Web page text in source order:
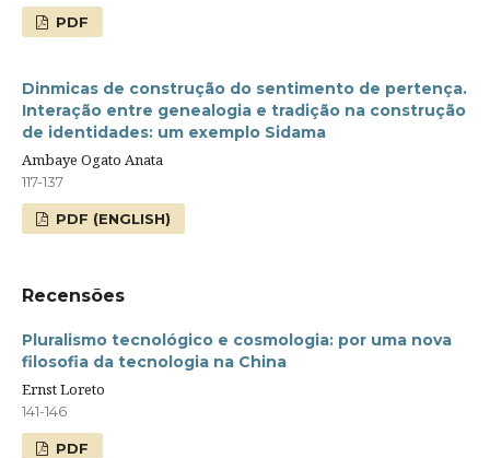
PDF
Dinmicas de construção do sentimento de pertença.
Interação entre genealogia e tradição na construção
de identidades: um exemplo Sidama
Ambaye Ogato Anata
117-137
PDF (ENGLISH)
Recensões
Pluralismo tecnológico e cosmologia: por uma nova
filosofia da tecnologia na China
Ernst Loreto
141-146
PDF